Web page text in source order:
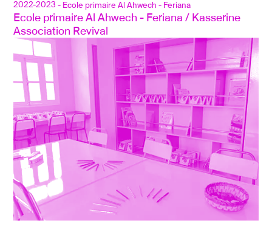
2022-2023- Ecole primaire Al Ahwech - Feriana
Ecole primaire Al Ahwech - Feriana / Kasserine
Association Revival